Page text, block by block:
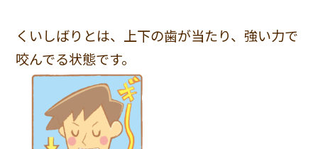
くいしばりとは、上下の歯が当たり、強い力で
咬んでる状態です。